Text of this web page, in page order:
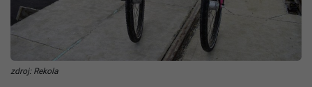
zdroj: Rekola